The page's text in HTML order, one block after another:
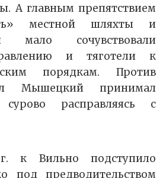
А главным препятствием
местной шляхты и
сочувствовали
и тяготели к
порядкам. Против
Мышецкий принимал
расправляясь с
к Вильно подступило
под предводительством